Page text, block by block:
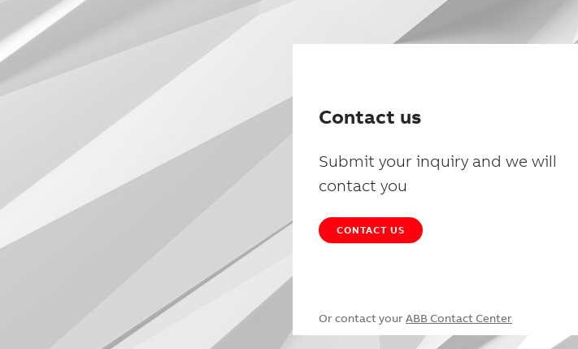
Contact us
Submit your inquiry and we will
contact you
CONTACT US
Or contact your ABB Contact Center